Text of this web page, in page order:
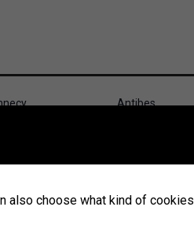
Antibes
also choose what kind of cookies